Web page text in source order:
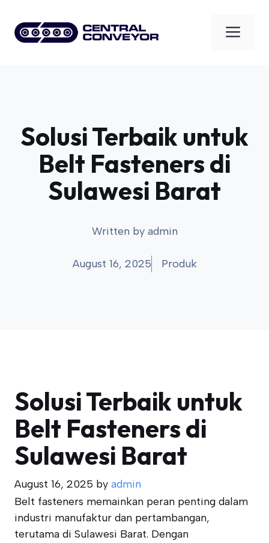
content
Solusi Terbaik untuk
Belt Fasteners di
Sulawesi Barat
Written by admin
August 16, 2025 Produk
Solusi Terbaik untuk
Belt Fasteners di
Sulawesi Barat
August 16, 2025 by admin
Belt fasteners memainkan peran penting dalam
industri manufaktur dan pertambangan,
terutama di Sulawesi Barat. Dengan